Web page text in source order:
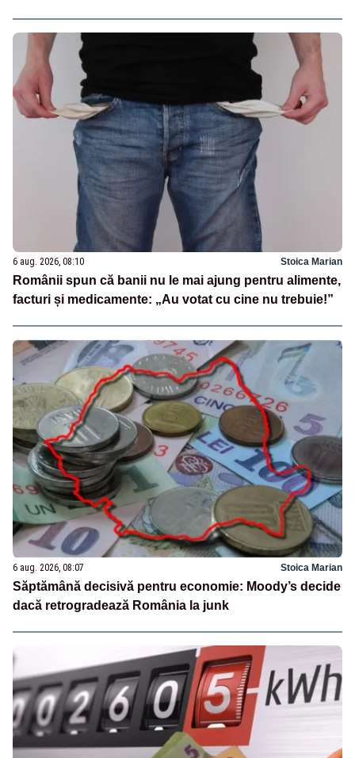
6 aug. 2026, 08:10 Stoica Marian
Românii spun că banii nu le mai ajung pentru alimente,
facturi și medicamente: „Au votat cu cine nu trebuie!”
6 aug. 2026, 08:07 Stoica Marian
Săptămână decisivă pentru economie: Moody’s decide
dacă retrogradează România la junk